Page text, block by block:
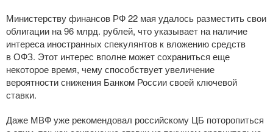
Министерству финансов РФ 22 мая удалось разместить свои
облигации на 96 млрд. рублей, что указывает на наличие
интереса иностранных спекулянтов к вложению средств
в ОФЗ. Этот интерес вполне может сохраниться еще
некоторое время, чему способствует увеличение
вероятности снижения Банком России своей ключевой
ставки.
Даже МВФ уже рекомендовал российскому ЦБ поторопиться